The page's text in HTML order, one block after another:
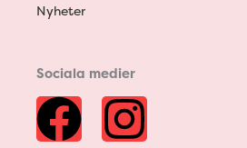
Nyheter
Sociala medier
F I